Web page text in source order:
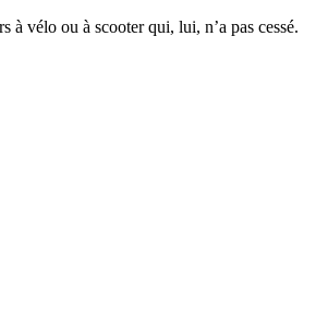
à vélo ou à scooter qui, lui, n’a pas cessé.